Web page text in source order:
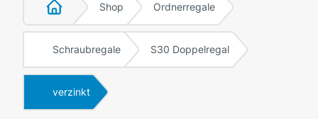
Shop Ordnerregale
Schraubregale S30 Doppelregal
verzinkt